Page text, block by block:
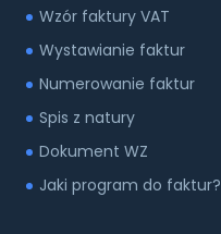
Wzór faktury VAT
Wystawianie faktur
Numerowanie faktur
Spis z natury
Dokument WZ
Jaki program do faktur?